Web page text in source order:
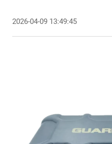
2026-04-09 13:49:45